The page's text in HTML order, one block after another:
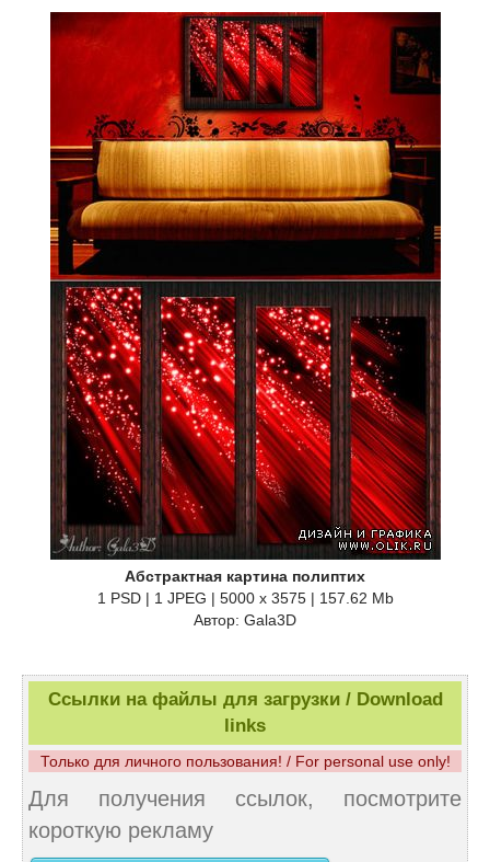
Абстрактная картина полиптих
1 PSD | 1 JPEG | 5000 x 3575 | 157.62 Mb
Автор: Gala3D
Ссылки на файлы для загрузки / Download
links
Только для личного пользования! / For personal use only!
Для получения ссылок, посмотрите
короткую рекламу